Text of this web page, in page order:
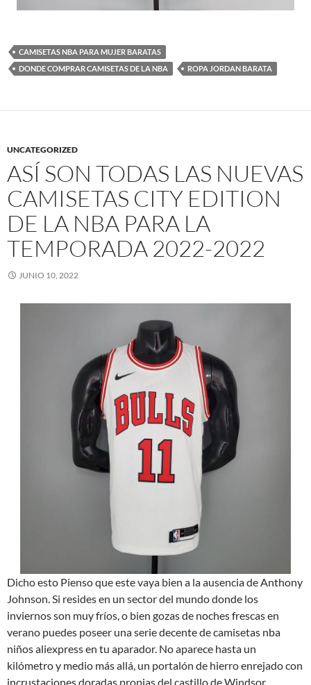
CAMISETAS NBA PARA MUJER BARATAS
DONDE COMPRAR CAMISETAS DE LA NBA
ROPA JORDAN BARATA
UNCATEGORIZED
ASÍ SON TODAS LAS NUEVAS
CAMISETAS CITY EDITION
DE LA NBA PARA LA
TEMPORADA 2022-2022
JUNIO 10, 2022
Dicho esto Pienso que este vaya bien a la ausencia de Anthony
Johnson. Si resides en un sector del mundo donde los
inviernos son muy fríos, o bien gozas de noches frescas en
verano puedes poseer una serie decente de camisetas nba
niños aliexpress en tu aparador. No aparece hasta un
kilómetro y medio más allá, un portalón de hierro enrejado con
incrustaciones doradas propias del castillo de Windsor.